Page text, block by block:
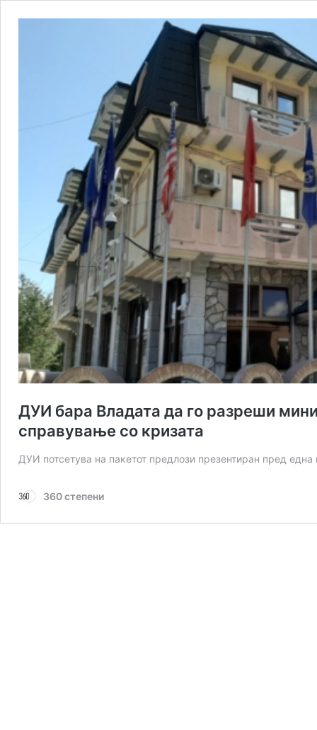
ДУИ бара Владата да го разреши
справување со кризата
ДУИ потсетува на пакетот предлози презентиран пред
360 степени